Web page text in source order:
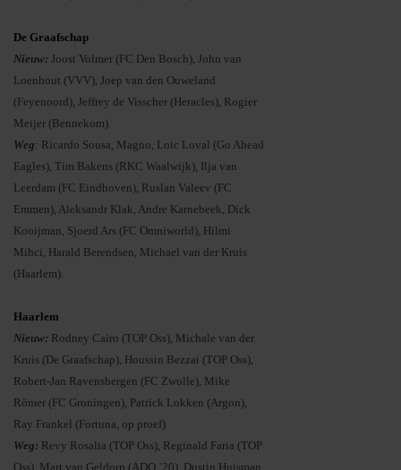
De Graafschap
Nieuw: Joost Volmer (FC Den Bosch), John van
Loenhout (VVV), Joep van den Ouweland
(Feyenoord), Jeffrey de Visscher (Heracles), Rogier
Meijer (Bennekom).
Weg: Ricardo Sousa, Magno, Loic Loval (Go Ahead
Eagles), Tim Bakens (RKC Waalwijk), Ilja van
Leerdam (FC Eindhoven), Ruslan Valeev (FC
Emmen), Aleksandr Klak, Andre Karnebeek, Dick
Kooijman, Sjoerd Ars (FC Omniworld), Hilmi
Mihci, Harald Berendsen, Michael van der Kruis
(Haarlem).
Haarlem
Nieuw: Rodney Cairo (TOP Oss), Michale van der
Kruis (De Graafschap), Houssin Bezzai (TOP Oss),
Robert-Jan Ravensbergen (FC Zwolle), Mike
Römer (FC Groningen), Patrick Lokken (Argon),
Ray Frankel (Fortuna, op proef)
Weg: Revy Rosalia (TOP Oss), Reginald Faria (TOP
Oss), Mart van Geldorp (ADO ’20), Dustin Huisman